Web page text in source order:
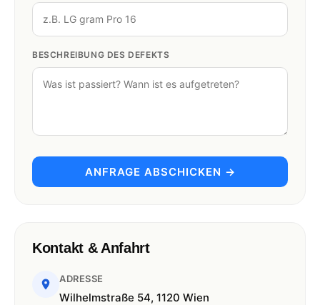
BESCHREIBUNG DES DEFEKTS
ANFRAGE ABSCHICKEN →
Kontakt & Anfahrt
ADRESSE
Wilhelmstraße 54, 1120 Wien